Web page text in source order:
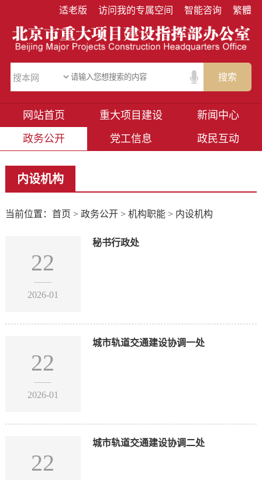
适老版 访问我的专属空间 智能咨询 繁體
搜索
网站首页 重大项目建设
新闻中心
政务公开
党工信息 政民互动
内设机构
当前位置： 首页 > 政务公开> 机构职能> 内设机构
22
2026-01
秘书行政处
22
2026-01
城市轨道交通建设协调一处
22
城市轨道交通建设协调二处